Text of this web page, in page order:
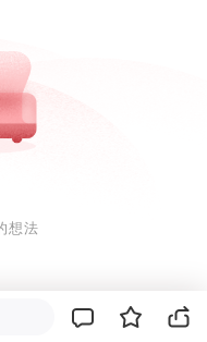
想法